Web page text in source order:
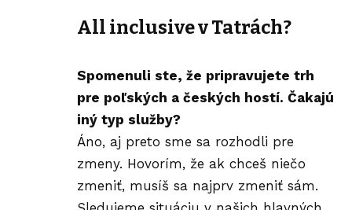
All inclusive v Tatrách?
Spomenuli ste, že pripravujete trh
pre poľských a českých hostí. Čakajú
iný typ služby?
Áno, aj preto sme sa rozhodli pre
zmeny. Hovorím, že ak chceš niečo
zmeniť, musíš sa najprv zmeniť sám.